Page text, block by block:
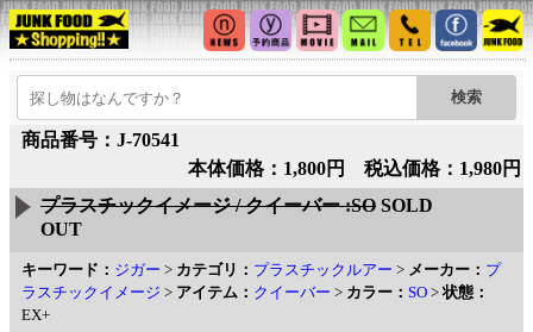
商品番号：J-70541
本体価格：1,800円 税込価格：1,980円
プラスチックイメージ / クイーバー :SO SOLD
OUT
キーワード： ジガー > カテゴリ： プラスチックルアー > メーカー： プ
ラスチックイメージ > アイテム： クイーバー > カラー： SO >状態：
EX+